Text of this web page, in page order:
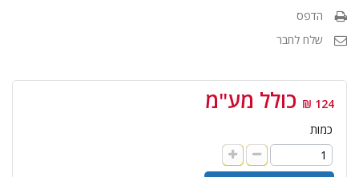
הדפס
שלח לחבר
124 ₪ כולל מע"מ
כמות